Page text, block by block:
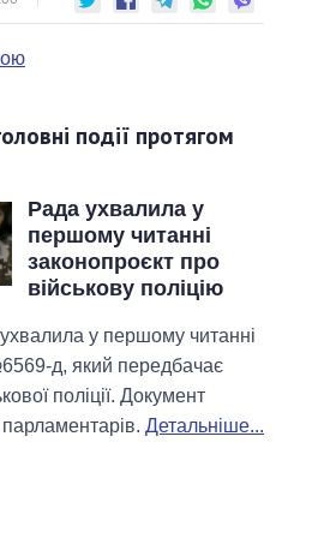
події протягом
Рада ухвалила у
першому читанні
законопроєкт про
військову поліцію
у першому читанні
д, який передбачає
поліції. Документ
Детальніше...